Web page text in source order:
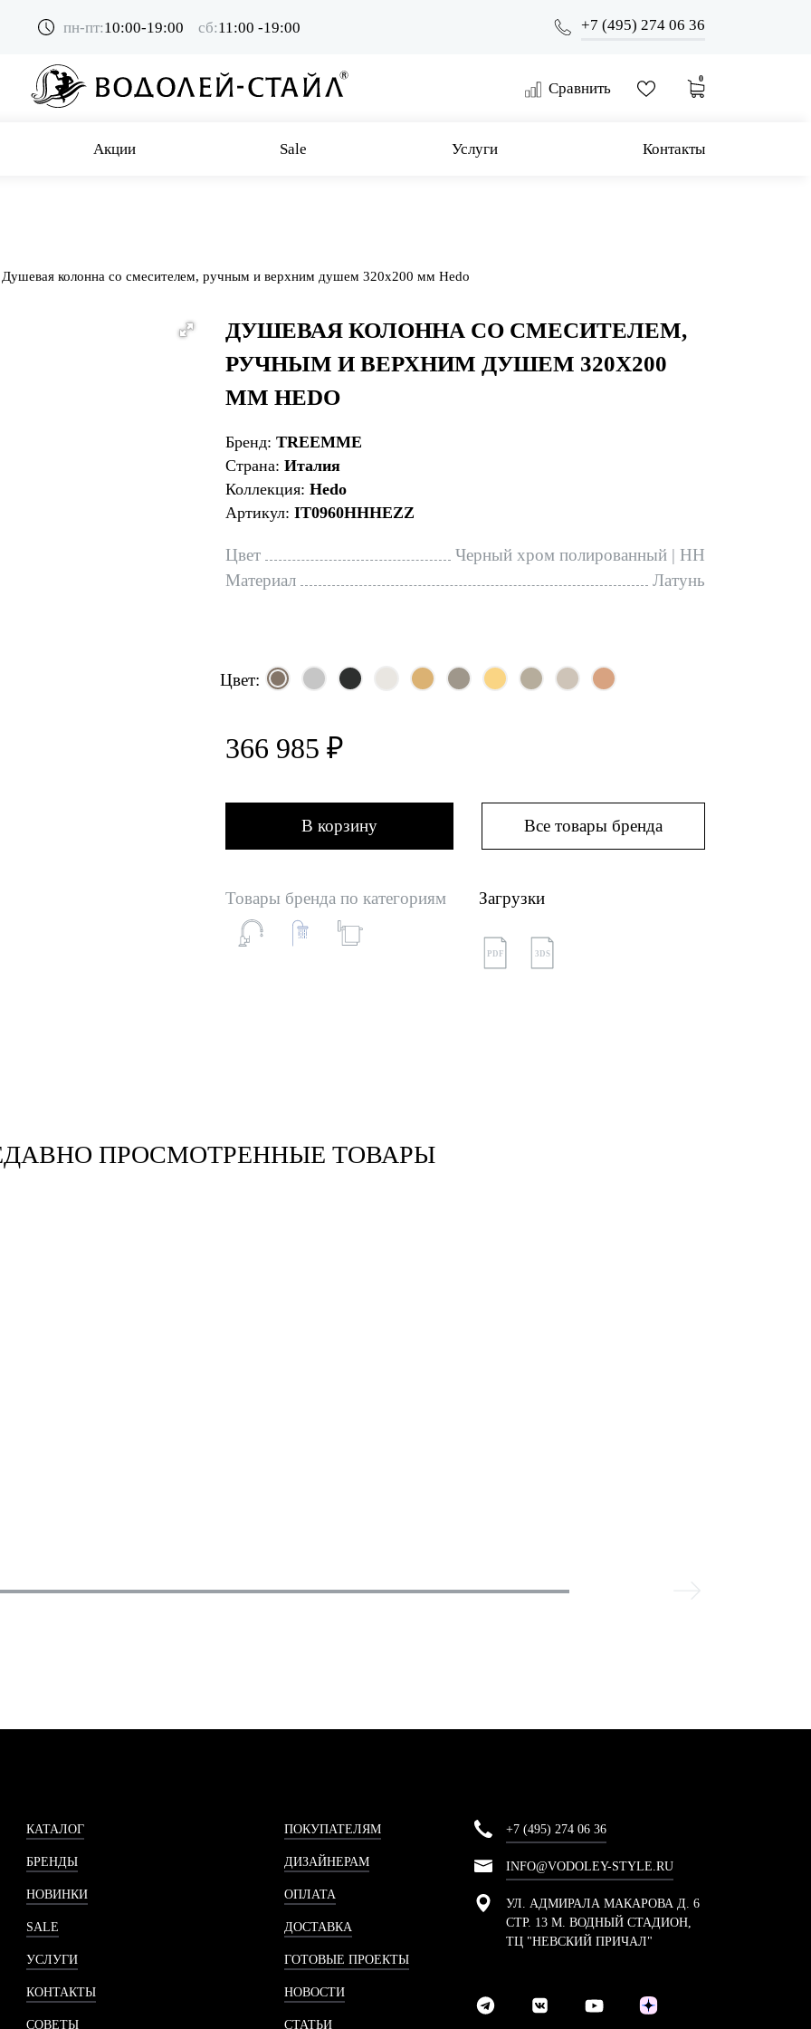
пн-пт:10:00-19:00 сб:11:00 -19:00 +7 (495) 274 06 36
Сравнить
0
Акции Sale Услуги Контакты
Душевая колонна со смесителем, ручным и верхним душем 320х200 мм Hedo
ДУШЕВАЯ КОЛОННА СО СМЕСИТЕЛЕМ,
РУЧНЫМ И ВЕРХНИМ ДУШЕМ 320Х200
ММ HEDO
Бренд: TREEMME
Страна: Италия
Коллекция: Hedo
Артикул: IT0960HHHEZZ
Цвет
Черный хром полированный | HH
Материал
Латунь
Цвет:
366 985 ₽
В корзину Все товары бренда
Товары бренда по категориям Загрузки
PDF 3DS
ПРОСМОТРЕННЫЕ ТОВАРЫ
КАТАЛОГ
БРЕНДЫ
НОВИНКИ
SALE
УСЛУГИ
КОНТАКТЫ
СОВЕТЫ
ПОКУПАТЕЛЯМ
ДИЗАЙНЕРАМ
ОПЛАТА
ДОСТАВКА
ГОТОВЫЕ ПРОЕКТЫ
НОВОСТИ
СТАТЬИ
+7 (495) 274 06 36
INFO@VODOLEY-STYLE.RU
УЛ. АДМИРАЛА МАКАРОВА Д. 6
СТР. 13 М. ВОДНЫЙ СТАДИОН,
ТЦ "НЕВСКИЙ ПРИЧАЛ"